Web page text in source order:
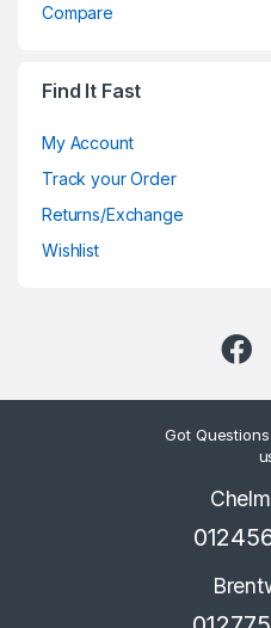
Compare
Find It Fast
My Account
Track your Order
Returns/Exchange
Wishlist
Got